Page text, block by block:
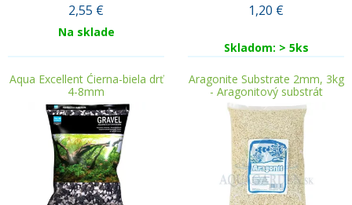
2,55 €
Na sklade
1,20 €
Skladom: > 5ks
Aqua Excellent Ćierna-biela drť
4-8mm
Aragonite Substrate 2mm, 3kg
- Aragonitový substrát